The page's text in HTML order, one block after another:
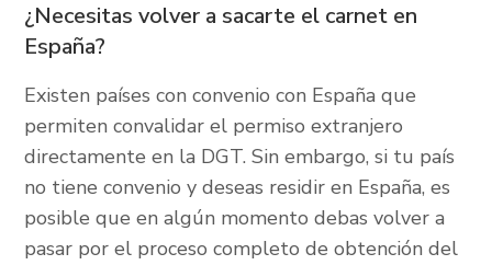
¿Necesitas volver a sacarte el carnet en
España?
Existen países con convenio con España que
permiten convalidar el permiso extranjero
directamente en la DGT. Sin embargo, si tu país
no tiene convenio y deseas residir en España, es
posible que en algún momento debas volver a
pasar por el proceso completo de obtención del